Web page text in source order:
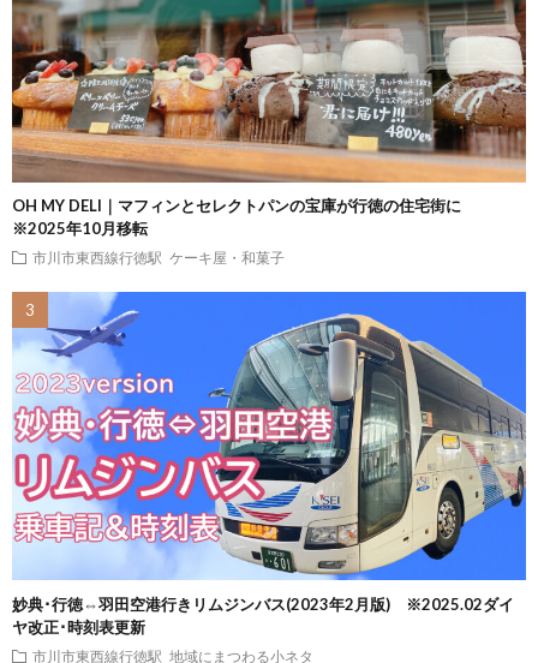
OH MY DELI｜マフィンとセレクトパンの宝庫が行徳の住宅街に
※2025年10月移転
市川市東西線行徳駅 ケーキ屋・和菓子
妙典･行徳⇔羽田空港行きリムジンバス(2023年2月版) ※2025.02ダイ
ヤ改正･時刻表更新
市川市東西線行徳駅 地域にまつわる小ネタ